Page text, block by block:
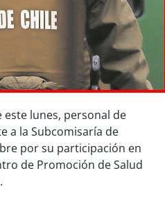
lunes, personal de
a la Subcomisaría de
por su participación en
de Promoción de Salud